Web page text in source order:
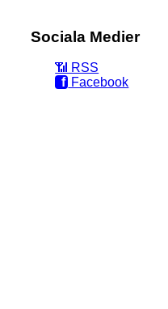
Sociala Medier
📶‭ RSS
f Facebook